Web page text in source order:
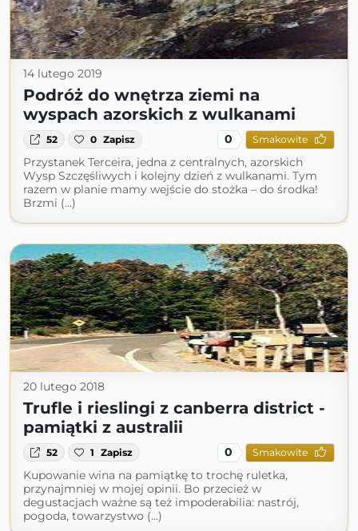
14 lutego 2019
Podróż do wnętrza ziemi na
wyspach azorskich z wulkanami
52 0 Zapisz 0 Smakowite
Przystanek Terceira, jedna z centralnych, azorskich
Wysp Szczęśliwych i kolejny dzień z wulkanami. Tym
razem w planie mamy wejście do stożka – do środka!
Brzmi (...)
20 lutego 2018
Trufle i rieslingi z canberra district -
pamiątki z australii
52 1 Zapisz 0 Smakowite
Kupowanie wina na pamiątkę to trochę ruletka,
przynajmniej w mojej opinii. Bo przecież w
degustacjach ważne są też impoderabilia: nastrój,
pogoda, towarzystwo (...)